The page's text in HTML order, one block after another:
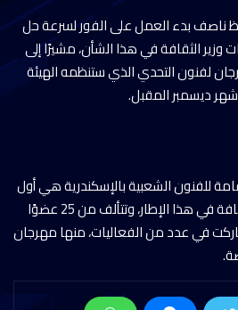
ناصف بدء العمل على الفور لسرعة حل
وزير الثقافة في هذا الشأن، مشيرًا إلى
لفنون التحدي الذي ستنظمه الهيئة
ديسمبر المقبل.
للفنون الشعبية بالإسكندرية هي أول
فرقة معتمدة من وزارة الثقافة في هذا الإطار، وتتألف من 25 عضوًا
في عدد من الفعاليات، منها مهرجان